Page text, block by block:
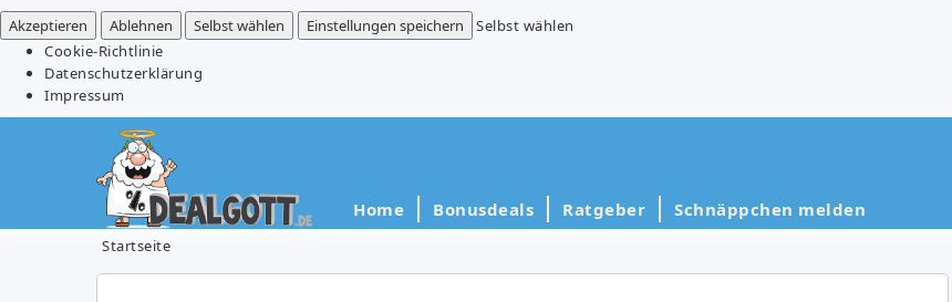
Akzeptieren
Ablehnen Selbst wählen Einstellungen speichern
Selbst wählen
Cookie-Richtlinie
Datenschutzerklärung
Impressum
Home Bonusdeals Ratgeber Schnäppchen melden
Startseite